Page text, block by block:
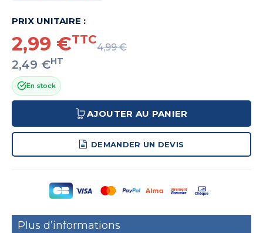
PRIX UNITAIRE :
2,99 €TTC
4,99 €
2,49 €HT
En stock
AJOUTER AU PANIER
DEMANDER UN DEVIS
Plus d’informations